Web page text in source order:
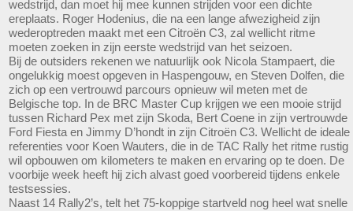
wedstrijd, dan moet hij mee kunnen strijden voor een dichte
ereplaats. Roger Hodenius, die na een lange afwezigheid zijn
wederoptreden maakt met een Citroën C3, zal wellicht ritme
moeten zoeken in zijn eerste wedstrijd van het seizoen.
Bij de outsiders rekenen we natuurlijk ook Nicola Stampaert, die
ongelukkig moest opgeven in Haspengouw, en Steven Dolfen, die
zich op een vertrouwd parcours opnieuw wil meten met de
Belgische top. In de BRC Master Cup krijgen we een mooie strijd
tussen Richard Pex met zijn Skoda, Bert Coene in zijn vertrouwde
Ford Fiesta en Jimmy D’hondt in zijn Citroën C3. Wellicht de ideale
referenties voor Koen Wauters, die in de TAC Rally het ritme rustig
wil opbouwen om kilometers te maken en ervaring op te doen. De
voorbije week heeft hij zich alvast goed voorbereid tijdens enkele
testsessies.
Naast 14 Rally2’s, telt het 75-koppige startveld nog heel wat snelle